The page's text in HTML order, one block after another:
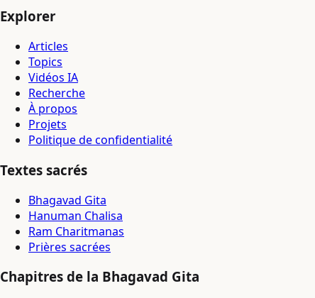
Explorer
Articles
Topics
Vidéos IA
Recherche
À propos
Projets
Politique de confidentialité
Textes sacrés
Bhagavad Gita
Hanuman Chalisa
Ram Charitmanas
Prières sacrées
Chapitres de la Bhagavad Gita